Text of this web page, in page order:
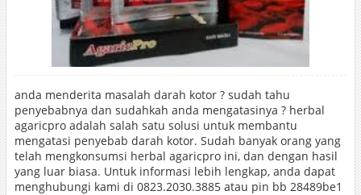
anda menderita masalah darah kotor ? sudah tahu
penyebabnya dan sudahkah anda mengatasinya ? herbal
agaricpro adalah salah satu solusi untuk membantu
mengatasi penyebab darah kotor. Sudah banyak orang yang
telah mengkonsumsi herbal agaricpro ini, dan dengan hasil
yang luar biasa. Untuk informasi lebih lengkap, anda dapat
menghubungi kami di 0823.2030.3885 atau pin bb 28489be1